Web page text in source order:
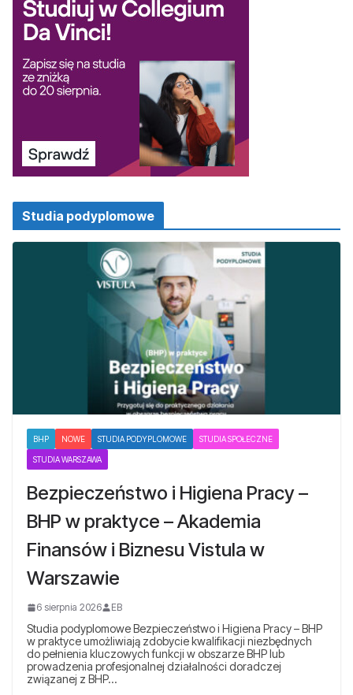
Studia podyplomowe
BHP NOWE STUDIA PODYPLOMOWE STUDIA SPOŁECZNE
STUDIA WARSZAWA
Bezpieczeństwo i Higiena Pracy –
BHP w praktyce – Akademia
Finansów i Biznesu Vistula w
Warszawie
6 sierpnia 2026 EB
Studia podyplomowe Bezpieczeństwo i Higiena Pracy – BHP
w praktyce umożliwiają zdobycie kwalifikacji niezbędnych
do pełnienia kluczowych funkcji w obszarze BHP lub
prowadzenia profesjonalnej działalności doradczej
związanej z BHP…